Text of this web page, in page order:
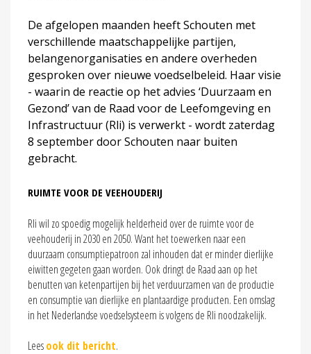
De afgelopen maanden heeft Schouten met
verschillende maatschappelijke partijen,
belangenorganisaties en andere overheden
gesproken over nieuwe voedselbeleid. Haar visie
- waarin de reactie op het advies ‘Duurzaam en
Gezond’ van de Raad voor de Leefomgeving en
Infrastructuur (Rli) is verwerkt - wordt zaterdag
8 september door Schouten naar buiten
gebracht.
RUIMTE VOOR DE VEEHOUDERIJ
Rli wil zo spoedig mogelijk helderheid over de ruimte voor de
veehouderij in 2030 en 2050. Want het toewerken naar een
duurzaam consumptiepatroon zal inhouden dat er minder dierlijke
eiwitten gegeten gaan worden. Ook dringt de Raad aan op het
benutten van ketenpartijen bij het verduurzamen van de productie
en consumptie van dierlijke en plantaardige producten. Een omslag
in het Nederlandse voedselsysteem is volgens de Rli noodzakelijk.
Leesook dit bericht.